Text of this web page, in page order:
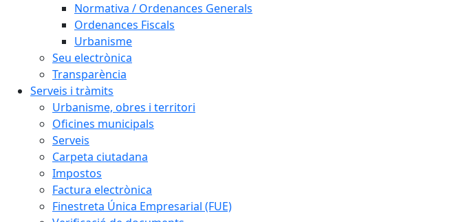
Normativa / Ordenances Generals
Ordenances Fiscals
Urbanisme
Seu electrònica
Transparència
Serveis i tràmits
Urbanisme, obres i territori
Oficines municipals
Serveis
Carpeta ciutadana
Impostos
Factura electrònica
Finestreta Única Empresarial (FUE)